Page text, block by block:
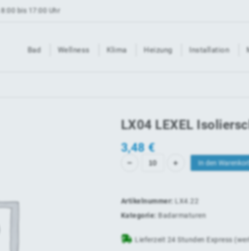
bis 17:00 Uhr
Bad Wellness Klima Heizung Installation
LX04 LEXEL
3,48€
In den
Artikelnummer: LX4.22
Kategorie: Badarmaturen
Lieferzeit 24 Stunden Express